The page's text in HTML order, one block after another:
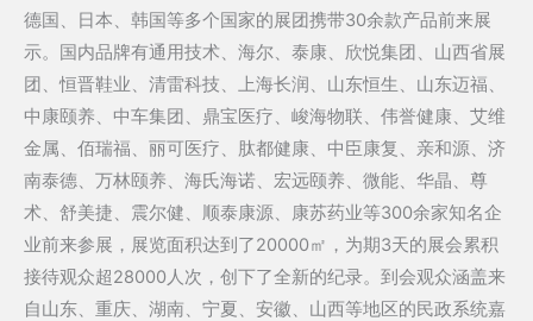
德国、日本、韩国等多个国家的展团携带30余款产品前来展
示。国内品牌有通用技术、海尔、泰康、欣悦集团、山西省展
团、恒晋鞋业、清雷科技、上海长润、山东恒生、山东迈福、
中康颐养、中车集团、鼎宝医疗、峻海物联、伟誉健康、艾维
金属、佰瑞福、丽可医疗、肽都健康、中臣康复、亲和源、济
南泰德、万林颐养、海氏海诺、宏远颐养、微能、华晶、尊
术、舒美捷、震尔健、顺泰康源、康苏药业等300余家知名企
业前来参展，展览面积达到了20000㎡，为期3天的展会累积
接待观众超28000人次，创下了全新的纪录。到会观众涵盖来
自山东、重庆、湖南、宁夏、安徽、山西等地区的民政系统嘉